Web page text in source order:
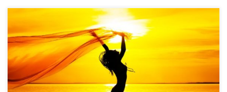
Wieczna młodość dzięki THC? THC wykazuje
antystarzeniowe efekty. Kiedy zespół naukowców z
University of Bonn w Niemczech połączył siły z
naukowcami z The Hebrew University of Jerusalem,
publikując badanie pokazujące, że THC „przywraca